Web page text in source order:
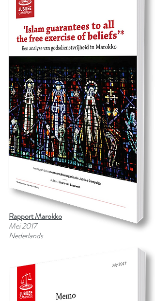
Rapport Marokko
Mei 2017
Nederlands